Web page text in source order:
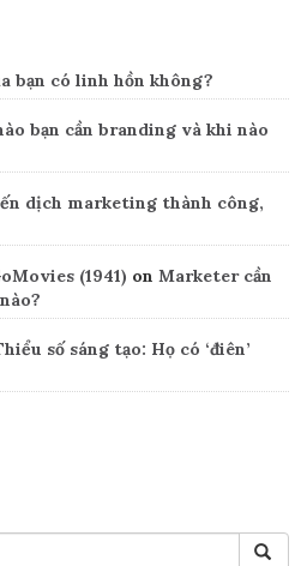
bạn có linh hồn không?
bạn cần branding và khi nào
dịch marketing thành công,
(1941) on Marketer cần
số sáng tạo: Họ có ‘điên’